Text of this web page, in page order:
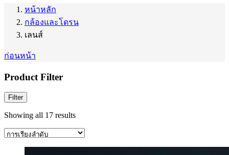
หน้าหลัก
กล้องและโดรน
เลนส์
ก่อนหน้า
Product Filter
Filter
Showing all 17 results